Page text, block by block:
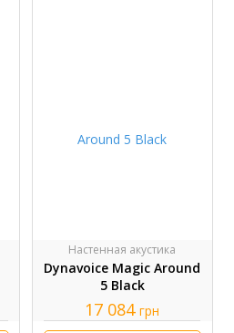
Настенная акустика
Dynavoice Magic Around
5 Black
17 084 грн